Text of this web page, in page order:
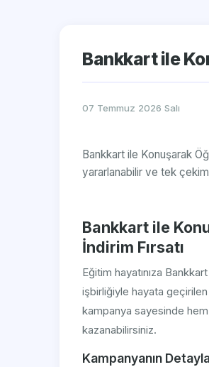
Bankkart ile
07 Temmuz 2026 Salı
Bankkart ile Konuşarak
yararlanabilir ve tek
Bankkart ile
İndirim Fırsatı
Eğitim hayatınıza
işbirliğiyle hayata
kampanya sayesinde
kazanabilirsiniz.
Kampanyanın